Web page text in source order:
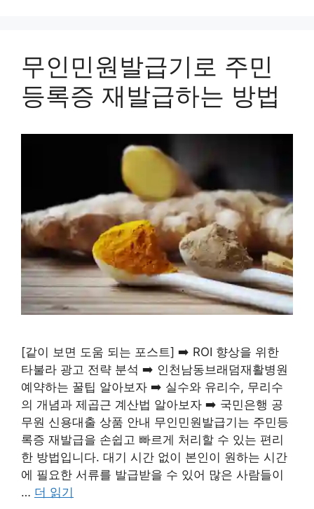
무인민원발급기로 주민
등록증 재발급하는 방법
[같이 보면 도움 되는 포스트] ➡️ ROI 향상을 위한
타불라 광고 전략 분석 ➡️ 인천남동브래덤재활병원
예약하는 꿀팁 알아보자 ➡️ 실수와 유리수, 무리수
의 개념과 제곱근 계산법 알아보자 ➡️ 국민은행 공
무원 신용대출 상품 안내 무인민원발급기는 주민등
록증 재발급을 손쉽고 빠르게 처리할 수 있는 편리
한 방법입니다. 대기 시간 없이 본인이 원하는 시간
에 필요한 서류를 발급받을 수 있어 많은 사람들이
… 더 읽기